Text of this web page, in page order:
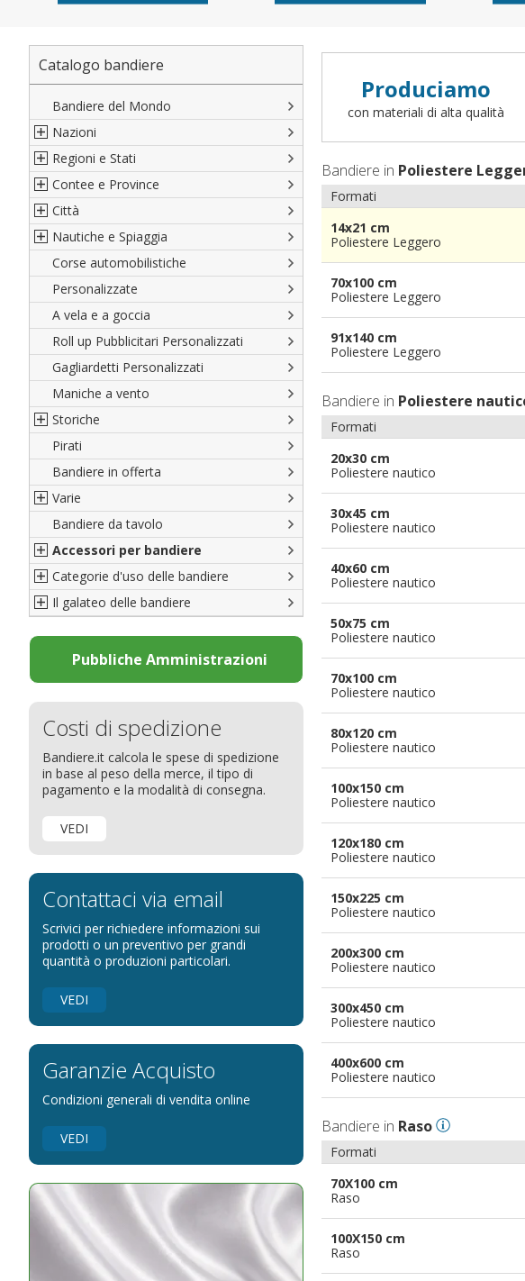
Catalogo bandiere
Bandiere del Mondo
Nazioni
Nord America
Sud America
Europa
Africa
Asia
Oceania
Regioni e Stati
Regioni italiane
Territori Italiani
Stati USA
Francesi
Spagnole
Austriache
Tedesche
Regioni varie
Contee e Province
Cantoni Svizzeri
Province Italiane
Province Spagnole
Francia d'oltremare
Territori britannici d'oltremare
Varie Province del Mondo
Città
Città Italiane
Città spagnole
Città francesi
Città del mondo
Nautiche e Spiaggia
Militari e Mercantili
Codice internazionale nautico
Gran Pavese
Da spiaggia
Di cortesia
Corse automobilistiche
Personalizzate
A vela e a goccia
Roll up Pubblicitari Personalizzati
Gagliardetti Personalizzati
Maniche a vento
Storiche
Italiane
Porte di Milano
Francesi
Americane
Britanniche
Resto del Mondo
Pirati
Bandiere in offerta
Varie
Bandiere del CICAP - Think Deep
Bandiere di Orgoglio Bresciano
Organizzazioni internazionali
Diplomatiche
Bandiere Pubblicitarie
Natale e altre festività
Bandiere etniche e religiose
Bandiere da tavolo
Accessori per bandiere
Accessori per bandiere
Accessori per bandiere da tavolo
Categorie d'uso delle bandiere
Bandiere segnavento
Bandiere per sbandieratori
Bandiere per barche
Bandiere per hotel
Bandiere per eventi
Bandiere per biciclette
Bandiere per autosaloni
Bandiere Palio
Bandiere per enti pubblici
Bandiere per riserve naturali e parchi
Bandiere per musicisti
Bandiere per feste
pennoni per bandiere
Il galateo delle bandiere
La bandiera
Come disporre le bandiere
Dimensioni delle bandiere
Come piegare il tricolore
Pubbliche Amministrazioni
Costi di spedizione
Bandiere.it calcola le spese di spedizione
in base al peso della merce, il tipo di
pagamento e la modalità di consegna.
VEDI
Contattaci via email
Scrivici per richiedere informazioni sui
prodotti o un preventivo per grandi
quantità o produzioni particolari.
VEDI
Garanzie Acquisto
Condizioni generali di vendita online
VEDI
Produciamo
con materiali di alta qualità
Bandiere in Poliestere
Formati
14x21 cm
Poliestere Leggero
70x100 cm
Poliestere Leggero
91x140 cm
Poliestere Leggero
Bandiere in Poliestere
Formati
20x30 cm
Poliestere nautico
30x45 cm
Poliestere nautico
40x60 cm
Poliestere nautico
50x75 cm
Poliestere nautico
70x100 cm
Poliestere nautico
80x120 cm
Poliestere nautico
100x150 cm
Poliestere nautico
120x180 cm
Poliestere nautico
150x225 cm
Poliestere nautico
200x300 cm
Poliestere nautico
300x450 cm
Poliestere nautico
400x600 cm
Poliestere nautico
Bandiere in Raso
Formati
70X100 cm
Raso
100X150 cm
Raso